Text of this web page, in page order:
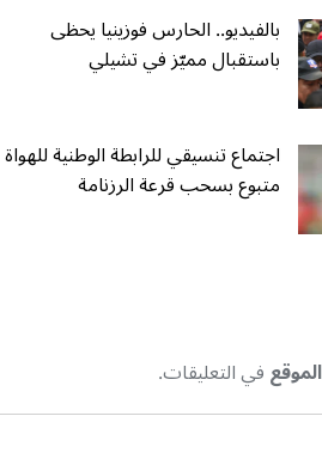
بالفيديو.. الحارس فوزينيا يحظى
باستقبال مميّز في تشيلي
اجتماع تنسيقي للرابطة الوطنية للهواة
متبوع بسحب قرعة الرزنامة
في التعليقات.